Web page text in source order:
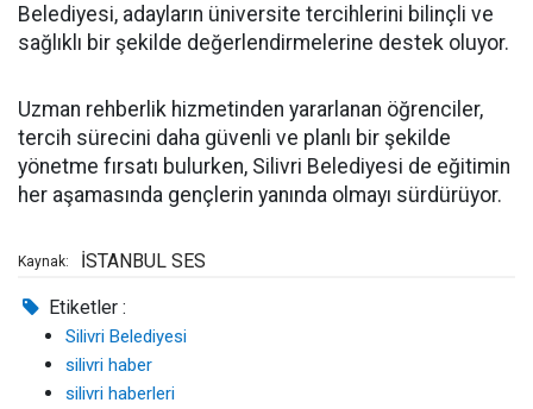
Belediyesi, adayların üniversite tercihlerini bilinçli ve
sağlıklı bir şekilde değerlendirmelerine destek oluyor.
Uzman rehberlik hizmetinden yararlanan öğrenciler,
tercih sürecini daha güvenli ve planlı bir şekilde
yönetme fırsatı bulurken, Silivri Belediyesi de eğitimin
her aşamasında gençlerin yanında olmayı sürdürüyor.
Kaynak: İSTANBUL SES
Etiketler :
Silivri Belediyesi
silivri haber
silivri haberleri